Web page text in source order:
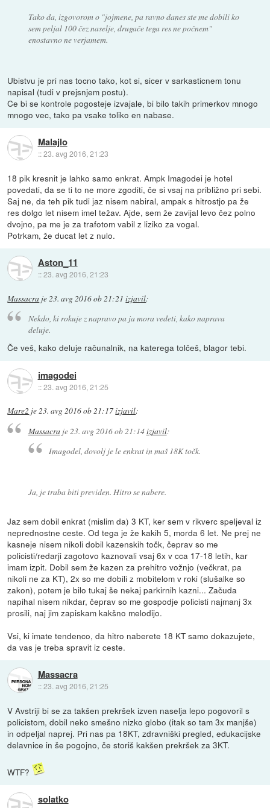
Tako da, izgovorom o "jojmene, pa ravno danes ste me dobili ko
sem peljal 100 čez naselje, drugače tega res ne počnem"
enostavno ne verjamem.
Ubistvu je pri nas tocno tako, kot si, sicer v sarkasticnem tonu
napisal (tudi v prejsnjem postu).
Ce bi se kontrole pogosteje izvajale, bi bilo takih primerkov mnogo
mnogo vec, tako pa vsake toliko en nabase.
Malajlo
::23. avg 2016, 21:23
18 pik kresnit je lahko samo enkrat. Ampk Imagodei je hotel
povedati, da se ti to ne more zgoditi, če si vsaj na približno pri sebi.
Saj ne, da teh pik tudi jaz nisem nabiral, ampak s hitrostjo pa že
res dolgo let nisem imel težav. Ajde, sem že zavijal levo čez polno
dvojno, pa me je za trafotom vabil z liziko za vogal.
Potrkam, že ducat let z nulo.
Aston_11
::23. avg 2016, 21:23
Massacra je23. avg 2016 ob 21:21 izjavil:
Nekdo, ki rokuje z napravo pa ja mora vedeti, kako naprava
deluje.
Če veš, kako deluje računalnik, na katerega tolčeš, blagor tebi.
imagodei
::23. avg 2016, 21:25
Mare2 je23. avg 2016 ob 21:17izjavil:
Massacraje23. avg 2016 ob 21:14izjavil:
Imagodel, dovolj je le enkrat in maš 18K točk.
Ja, je traba biti previden. Hitro se nabere.
Jaz sem dobil enkrat (mislim da) 3 KT, ker sem v rikverc speljeval iz
neprednostne ceste. Od tega je že kakih 5, morda 6 let. Ne prej ne
kasneje nisem nikoli dobil kazenskih točk, čeprav so me
policisti/redarji zagotovo kaznovali vsaj 6x v cca 17-18 letih, kar
imam izpit. Dobil sem že kazen za prehitro vožnjo (večkrat, pa
nikoli ne za KT), 2x so me dobili z mobitelom v roki (slušalke so
zakon), potem je bilo tukaj še nekaj parkirnih kazni... Začuda
napihal nisem nikdar, čeprav so me gospodje policisti najmanj 3x
prosili, naj jim zapiskam kakšno melodijo.
Vsi, ki imate tendenco, da hitro naberete 18 KT samo dokazujete,
da vas je treba spravit iz ceste.
Massacra
::23. avg 2016, 21:25
V Avstriji bi se za takšen prekršek izven naselja lepo pogovoril s
policistom, dobil neko smešno nizko globo (itak so tam 3x manjše)
in odpeljal naprej. Pri nas pa 18KT, zdravniški pregled, edukacijske
delavnice in še pogojno, če storiš kakšen prekršek za 3KT.
WTF?
solatko